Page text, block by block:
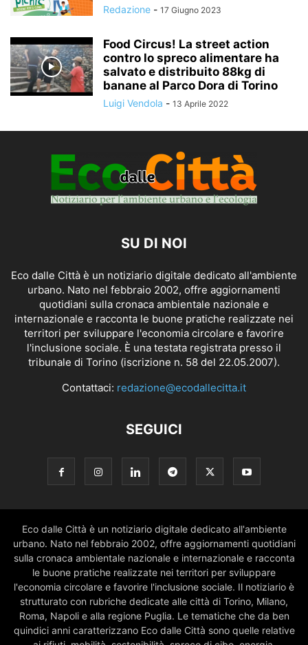
Redazione - 17 Giugno 2023
Food Circus! La street action
contro lo spreco alimentare ha
salvato e distribuito 88kg di
banane al Parco Dora di Torino
Luigi Vendola - 13 Aprile 2022
SU DI NOI
Eco dalle Città è un notiziario digitale dedicato all'ambiente
urbano. Nato nel febbraio 2002, offre aggiornamenti
quotidiani sulla cronaca ambientale nazionale e
internazionale e racconta le buone pratiche realizzate nei
territori per sviluppare l'economia circolare e favorire
l'inclusione sociale. È una testata registrata presso il
tribunale di Torino (iscrizione n. 58 del 22.05.2007).
Contattaci: redazione@ecodallecitta.it
SEGUICI
Eco dalle Città è un notiziario digitale dedicato all'ambiente
urbano. Nato nel febbraio 2002, offre aggiornamenti quotidiani
sulla cronaca ambientale nazionale e internazionale e racconta
le buone pratiche realizzate nei territori per sviluppare
l'economia circolare e favorire l'inclusione sociale. Il notiziario è
strutturato con rubriche dedicate alle città di Torino, Milano,
Roma, Napoli e alla regione Puglia. Le tematiche che da ben
quindici anni caratterizzano Eco dalle Città sono quelle relative